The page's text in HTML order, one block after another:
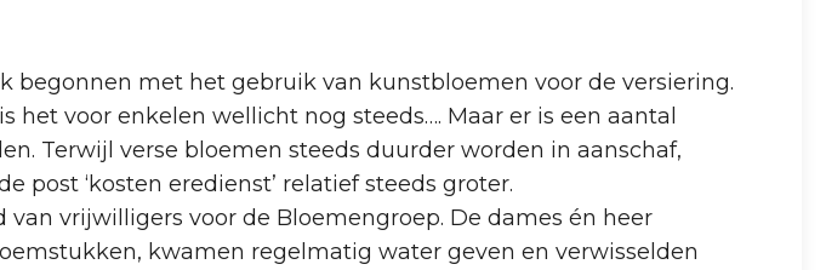
begonnen met het gebruik van kunstbloemen voor de versiering.
het voor enkelen wellicht nog steeds…. Maar er is een aantal
Terwijl verse bloemen steeds duurder worden in aanschaf,
‘kosten eredienst’ relatief steeds groter.
vrijwilligers voor de Bloemengroep. De dames én heer
kwamen regelmatig water geven en verwisselden